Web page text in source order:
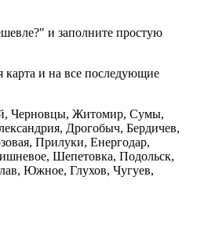
и заполните простую
карта и на все последующие
Черновцы, Житомир, Сумы,
Дрогобыч, Бердичев,
Прилуки, Енергодар,
Шепетовка, Подольск,
Южное, Глухов, Чугуев,